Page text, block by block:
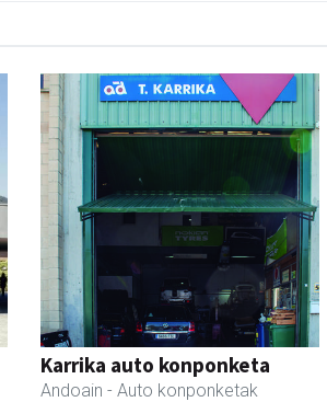
Karrika auto konponketa
Andoain - Auto konponketak